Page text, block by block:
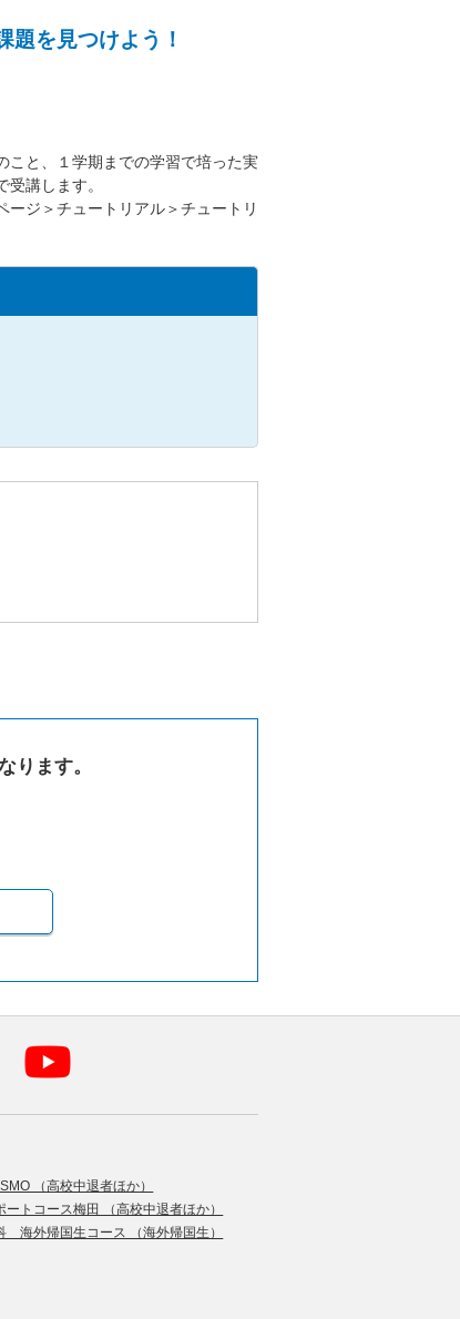
題を見つけよう！
こと、１学期までの学習で培った実
講します。
ジ＞チュートリアル＞チュートリ
ります。
（高校中退者ほか）
ートコース梅田 （高校中退者ほか）
海外帰国生コース （海外帰国生）